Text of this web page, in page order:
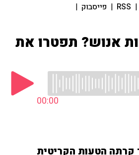
|
RSS
| פייסבוק |
אנוש? תפטרו את
00:00
הטעות הקריטית